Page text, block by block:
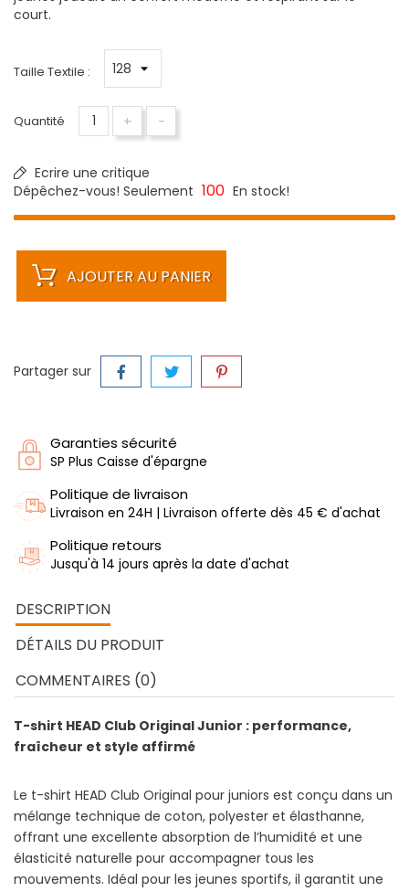
court.
Taille Textile :
Quantité + -
Ecrire une critique
Dépêchez-vous! Seulement 100 En stock!
AJOUTER AU PANIER
Partager sur
Garanties sécurité
SP Plus Caisse d'épargne
Politique de livraison
Livraison en 24H | Livraison offerte dès 45 € d'achat
Politique retours
Jusqu'à 14 jours après la date d'achat
DESCRIPTION
DÉTAILS DU PRODUIT
COMMENTAIRES (0)
T-shirt HEAD Club Original Junior : performance,
fraîcheur et style affirmé
Le t-shirt HEAD Club Original pour juniors est conçu dans un
mélange technique de coton, polyester et élasthanne,
offrant une excellente absorption de l’humidité et une
élasticité naturelle pour accompagner tous les
mouvements. Idéal pour les jeunes sportifs, il garantit une